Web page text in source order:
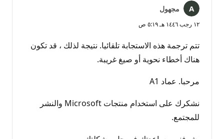
مجهول
١٢ رجب ١٤٤٦ هـ ٥:١٩ ص
تتم ترجمة هذه الاستجابة تلقائيا. نتيجة لذلك ، قد تكون
هناك أخطاء نحوية أو صيغ غريبة.
مرحبا. عماد A1
نشكرك على استخدام منتجات Microsoft والنشر
للمجتمع.